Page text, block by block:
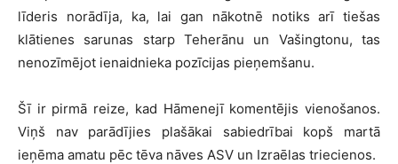
līderis norādīja, ka, lai gan nākotnē notiks arī tiešas
klātienes sarunas starp Teherānu un Vašingtonu, tas
nenozīmējot ienaidnieka pozīcijas pieņemšanu.
Šī ir pirmā reize, kad Hāmenejī komentējis vienošanos.
Viņš nav parādījies plašākai sabiedrībai kopš martā
ieņēma amatu pēc tēva nāves ASV un Izraēlas triecienos.